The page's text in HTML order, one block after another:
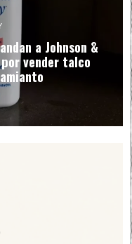
a Johnson &
vender talco